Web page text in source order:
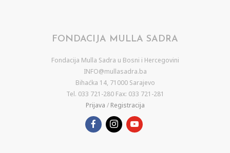
FONDACIJA MULLA SADRA
Fondacija Mulla Sadra u Bosni i Hercegovini
INFO@mullasadra.ba
Bihaćka 14, 71000 Sarajevo
Tel. 033 721-280 Fax: 033 721-281
Prijava / Registracija